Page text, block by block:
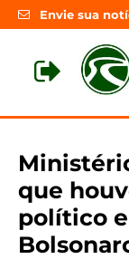
Envie sua
que
político